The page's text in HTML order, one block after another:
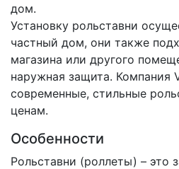
дом.
Установку рольставни
частный дом, они также
магазина или другого
наружная защита. Компания
современные, стильные
ценам.
Особенности
Рольставни (роллеты) – это